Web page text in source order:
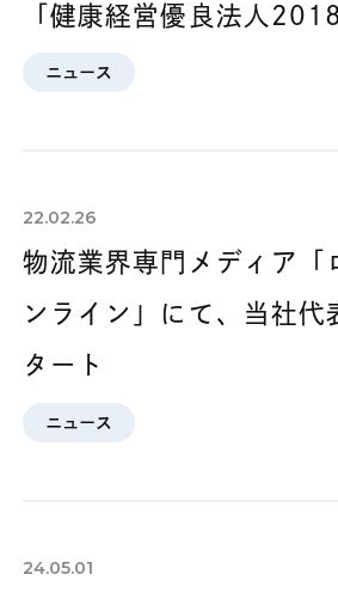
「健康経営優良法人
ニュース
22.02.26
物流業界専門メディア「
ンライン」にて、当社代
タート
ニュース
24.05.01